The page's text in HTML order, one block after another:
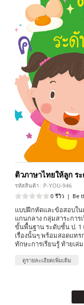
ติวภาษาไทยให้ลูก ร
รหัสสินค้า : P-YOU-946
0 รีวิว | Be
แบบฝึกหัดและข้อสอบใน
แกนกลาง กลุ่มสาระกา
ขั้นพื้นฐาน ระดับชั้น ป. 1
เรื่องนั้นๆ พร้อมสอดแท
ทักษะการเรียนรู้ ท้ายเ
ดูรายละเอียดเพิ่มเติม